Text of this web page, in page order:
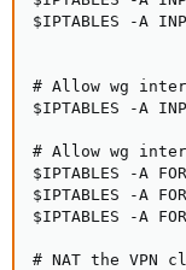
$IPTABLES -A
# Allow wg
$IPTABLES -A
# Allow wg
$IPTABLES -A
$IPTABLES -A
$IPTABLES -A
# NAT the